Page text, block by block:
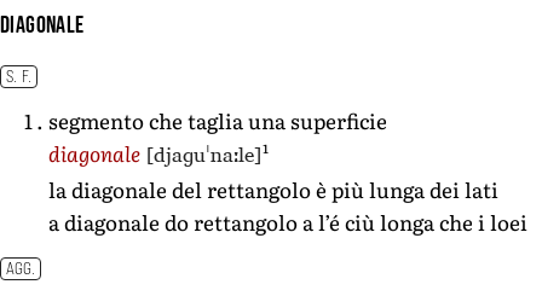
diagonale
S. F.
segmento che taglia una superficie
diagonale [djaɡuˈnaːle]1
la diagonale del rettangolo è più lunga dei lati
a diagonale do rettangolo a l’é ciù longa che i loei
AGG.